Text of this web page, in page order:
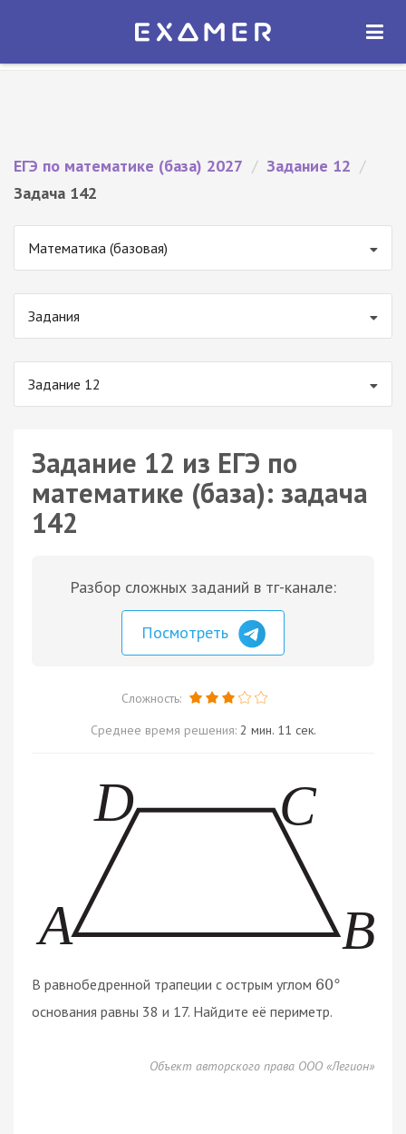
Экзамер — ЕГЭ 2027
ОТКРЫТЬ
ЕГЭ по математике (база) 2027 / Задание 12 /
Задача 142
Математика (базовая)
Задания
Задание 12
Задание 12 из ЕГЭ по
математике (база): задача
142
Разбор сложных заданий в тг-канале:
Посмотреть
Сложность:
Среднее время решения: 2 мин. 11 сек.
В равнобедренной трапеции с острым углом 60°
основания равны 38 и 17. Найдите её периметр.
Объект авторского права ООО «Легион»